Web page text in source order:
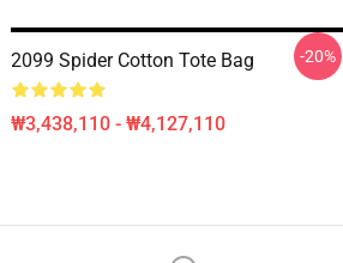
2099 Spider Cotton Tote Bag
₩3,438,110 - ₩4,127,110
-20%